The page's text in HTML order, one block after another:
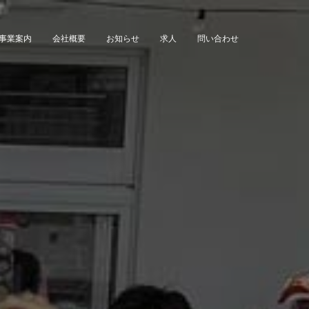
業案内 会社概要 お知らせ 求人 問い合わせ